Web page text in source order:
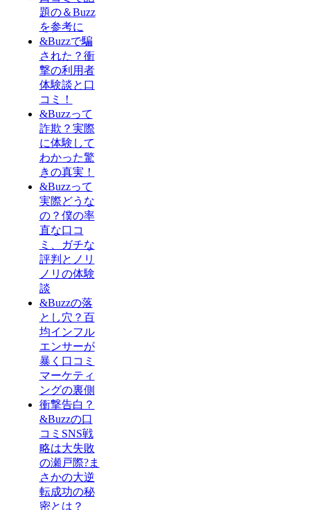
題の＆Buzz
を参考に
&Buzzで騙
された？衝
撃の利用者
体験談と口
コミ！
&Buzzって
詐欺？実際
に体験して
わかった驚
きの真実！
&Buzzって
実際どうな
の？僕の率
直な口コ
ミ、ガチな
評判とノリ
ノリの体験
談
&Buzzの落
とし穴？百
均インフル
エンサーが
暴く口コミ
マーケティ
ングの裏側
衝撃告白？
&Buzzの口
コミSNS戦
略は大失敗
の瀬戸際?ま
さかの大逆
転成功の秘
密とは？